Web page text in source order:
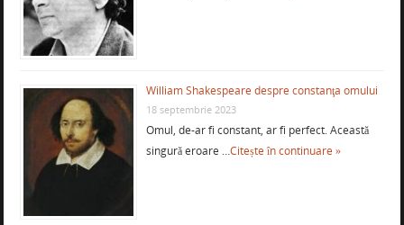
William Shakespeare despre constanţa omului
18 septembrie 2023
Omul, de-ar fi constant, ar fi perfect. Această
singură eroare …Citește în continuare »